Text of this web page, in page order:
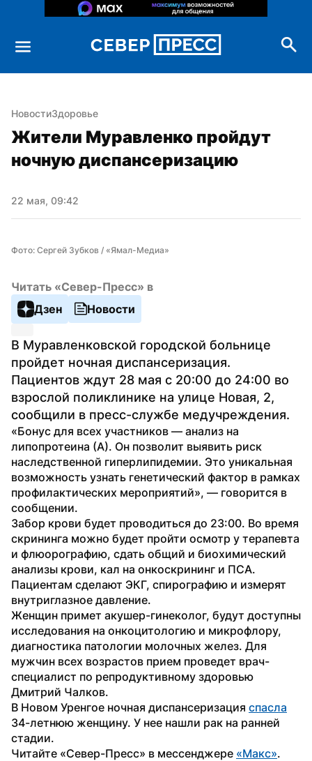
НовостиЗдоровье
Жители Муравленко пройдут
ночную диспансеризацию
22 мая, 09:42
Фото: Сергей Зубков / «Ямал-Медиа»
Читать «Север-Пресс» в
Дзен
Новости
В Муравленковской городской больнице
пройдет ночная диспансеризация.
Пациентов ждут 28 мая с 20:00 до 24:00 во
взрослой поликлинике на улице Новая, 2,
сообщили в пресс-службе медучреждения.
«Бонус для всех участников — анализ на
липопротеина (А). Он позволит выявить риск
наследственной гиперлипидемии. Это уникальная
возможность узнать генетический фактор в рамках
профилактических мероприятий», — говорится в
сообщении.
Забор крови будет проводиться до 23:00. Во время
скрининга можно будет пройти осмотр у терапевта
и флюорографию, сдать общий и биохимический
анализы крови, кал на онкоскрининг и ПСА.
Пациентам сделают ЭКГ, спирографию и измерят
внутриглазное давление.
Женщин примет акушер-гинеколог, будут доступны
исследования на онкоцитологию и микрофлору,
диагностика патологии молочных желез. Для
мужчин всех возрастов прием проведет врач-
специалист по репродуктивному здоровью
Дмитрий Чалков.
В Новом Уренгое ночная диспансеризация спасла
34-летнюю женщину. У нее нашли рак на ранней
стадии.
Читайте «Север-Пресс» в мессенджере «Макс».